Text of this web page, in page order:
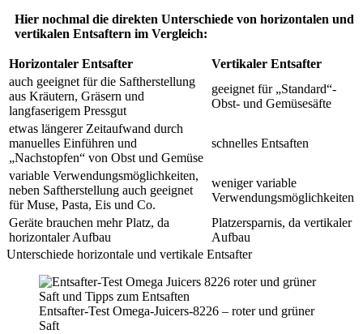
Hier nochmal die direkten Unterschiede von horizontalen und
vertikalen Entsaftern im Vergleich:
Horizontaler Entsafter
Vertikaler Entsafter
auch geeignet für die Saftherstellung
aus Kräutern, Gräsern und
langfaserigem Pressgut
geeignet für „Standard“-
Obst- und Gemüsesäfte
etwas längerer Zeitaufwand durch
manuelles Einführen und
„Nachstopfen“ von Obst und Gemüse
schnelles Entsaften
variable Verwendungsmöglichkeiten,
neben Saftherstellung auch geeignet
für Muse, Pasta, Eis und Co.
weniger variable
Verwendungsmöglichkeiten
Geräte brauchen mehr Platz, da
horizontaler Aufbau
Platzersparnis, da vertikaler
Aufbau
Unterschiede horizontale und vertikale Entsafter
Entsafter-Test Omega-Juicers-8226 – roter und grüner
Saft